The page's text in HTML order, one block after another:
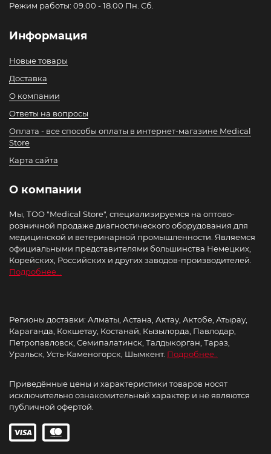
Режим работы: 09.00 - 18.00 Пн. Сб.
Информация
Новые товары
Доставка
О компании
Ответы на вопросы
Оплата - все способы оплаты в интернет-магазине Medical
Store
Карта сайта
О компании
Мы, ТОО "Medical Store", специализируемся на оптово-
розничной продаже диагностического оборудования для
медицинской и ветеринарной промышленности. Являемся
официальными представителями большинства Немецких,
Корейских, Российских и других заводов-производителей.
Подробнее...
Регионы доставки: Алматы, Астана, Актау, Актобе, Атырау,
Караганда, Кокшетау, Костанай, Кызылорда, Павлодар,
Петропавловск, Семипалатинск, Талдыкорган, Тараз,
Уральск, Усть-Каменогорск, Шымкент. Подробнее..
Приведённые цены и характеристики товаров носят
исключительно ознакомительный характер и не являются
публичной офертой.